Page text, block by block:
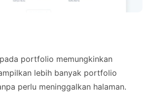
pada portfolio memungkinkan
lebih banyak portfolio
perlu meninggalkan halaman.